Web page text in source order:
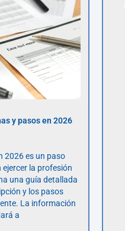
y pasos en 2026
2026 es un paso
la profesión
una guía detallada
y los pasos
La información
a